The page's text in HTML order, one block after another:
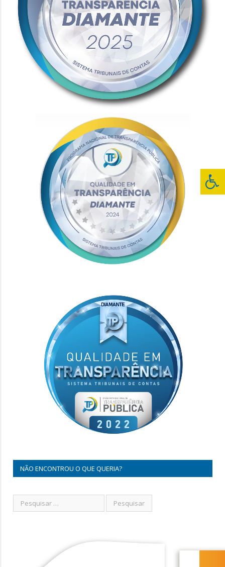
NÃO ENCONTROU O QUE QUERIA?